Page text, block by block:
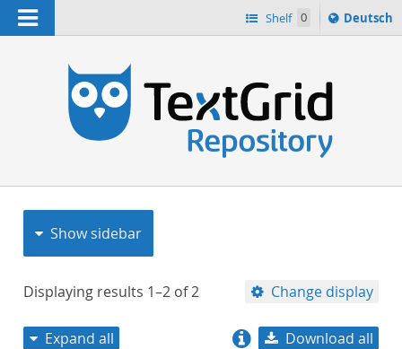
Navigation Shelf 0
Sprache
ï¿½ndern
Deutsch
Show sidebar
Displaying results 1–2 of2 Change display
Expand all Download all